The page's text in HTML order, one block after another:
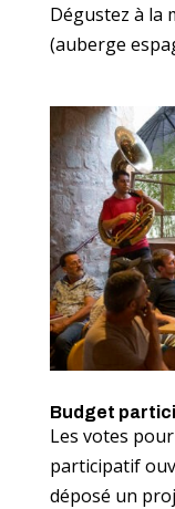
Dégustez à la
(auberge
Budget
Les votes
participatif
déposé un